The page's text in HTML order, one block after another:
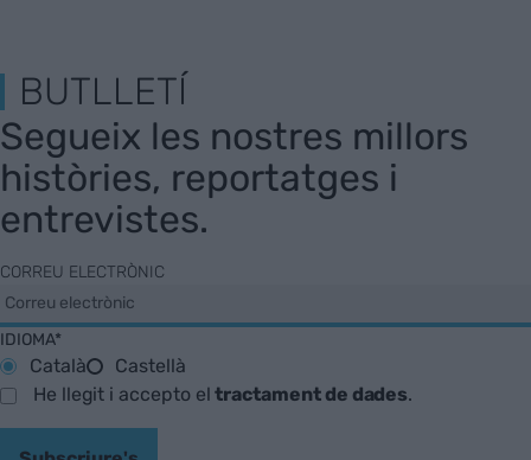
BUTLLETÍ
Segueix les nostres millors
històries, reportatges i
entrevistes.
CORREU ELECTRÒNIC
IDIOMA*
Català
Castellà
He llegit i accepto eltractament de dades.